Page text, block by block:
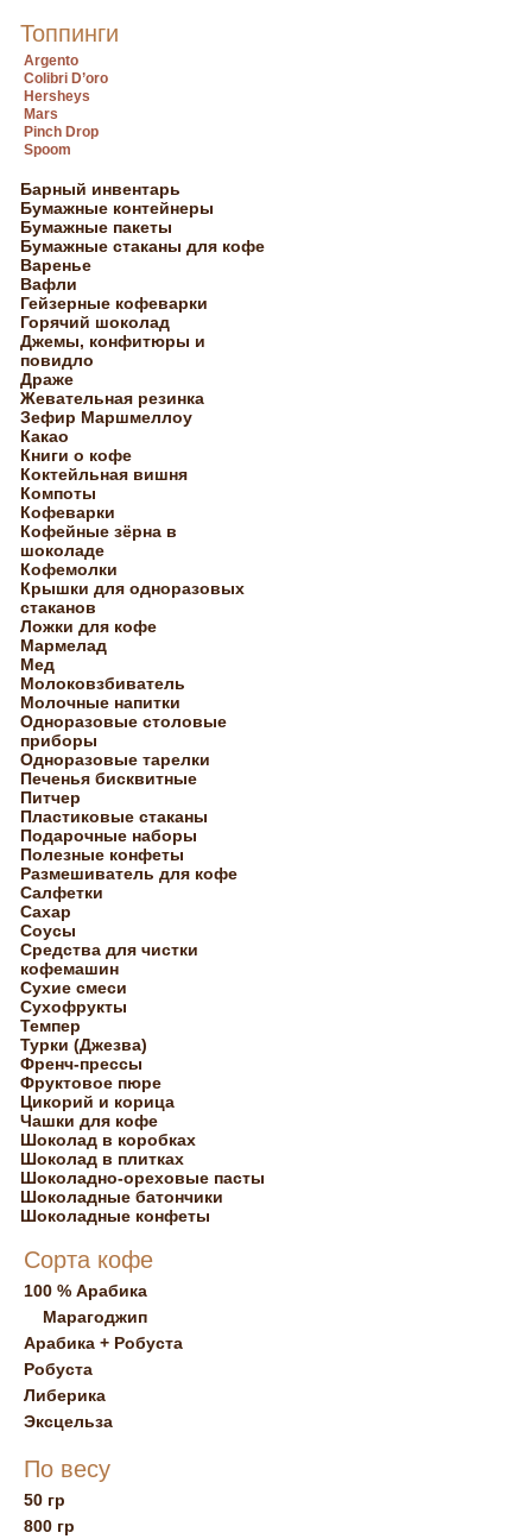
Топпинги
Argento
Colibri D’oro
Hersheys
Mars
Pinch Drop
Spoom
Барный инвентарь
Бумажные контейнеры
Бумажные пакеты
Бумажные стаканы для кофе
Варенье
Вафли
Гейзерные кофеварки
Горячий шоколад
Джемы, конфитюры и
повидло
Драже
Жевательная резинка
Зефир Маршмеллоу
Какао
Книги о кофе
Коктейльная вишня
Компоты
Кофеварки
Кофейные зёрна в
шоколаде
Кофемолки
Крышки для одноразовых
стаканов
Ложки для кофе
Мармелад
Мед
Молоковзбиватель
Молочные напитки
Одноразовые столовые
приборы
Одноразовые тарелки
Печенья бисквитные
Питчер
Пластиковые стаканы
Подарочные наборы
Полезные конфеты
Размешиватель для кофе
Салфетки
Сахар
Соусы
Средства для чистки
кофемашин
Сухие смеси
Сухофрукты
Темпер
Турки (Джезва)
Френч-прессы
Фруктовое пюре
Цикорий и корица
Чашки для кофе
Шоколад в коробках
Шоколад в плитках
Шоколадно-ореховые пасты
Шоколадные батончики
Шоколадные конфеты
Сорта кофе
100 % Арабика
Марагоджип
Арабика + Робуста
Робуста
Либерика
Эксцельза
По весу
50 гр
800 гр